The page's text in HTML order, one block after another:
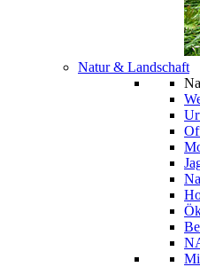
Natur & Landschaft